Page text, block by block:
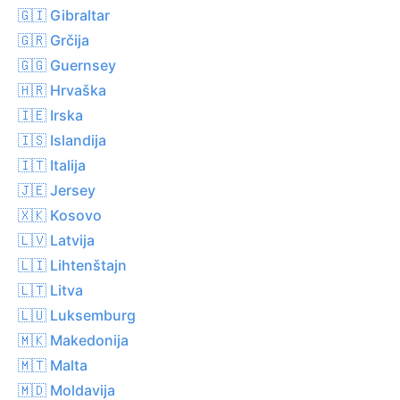
🇬🇮 Gibraltar
🇬🇷 Grčija
🇬🇬 Guernsey
🇭🇷 Hrvaška
🇮🇪 Irska
🇮🇸 Islandija
🇮🇹 Italija
🇯🇪 Jersey
🇽🇰 Kosovo
🇱🇻 Latvija
🇱🇮 Lihtenštajn
🇱🇹 Litva
🇱🇺 Luksemburg
🇲🇰 Makedonija
🇲🇹 Malta
🇲🇩 Moldavija